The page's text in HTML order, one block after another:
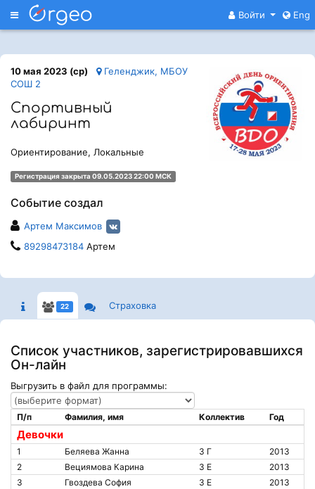
Меню Войти Eng
10 мая 2023 (ср)
Геленджик, МБОУ
СОШ 2
Спортивный
лабиринт
Ориентирование, Локальные
Регистрация закрыта 09.05.2023 22:00 МСК
Событие создал
Артем Максимов
89298473184 Артем
22 Страховка
Список участников, зарегистрировавшихся
Он-лайн
Выгрузить в файл для программы:
Девочки
П/п Фамилия, имя Коллектив Год
1 Беляева Жанна 3 Г
2013
2
Вециямова Карина 3 Е
2013
3
Гвоздева София 3 Е
2013